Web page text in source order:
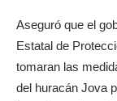
Aseguró que el
Estatal de
tomaran las
del huracán Jova